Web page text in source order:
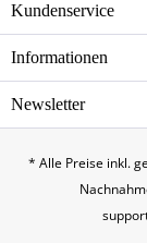
Kundenservice
Informationen
Newsletter
* Alle Preise inkl.